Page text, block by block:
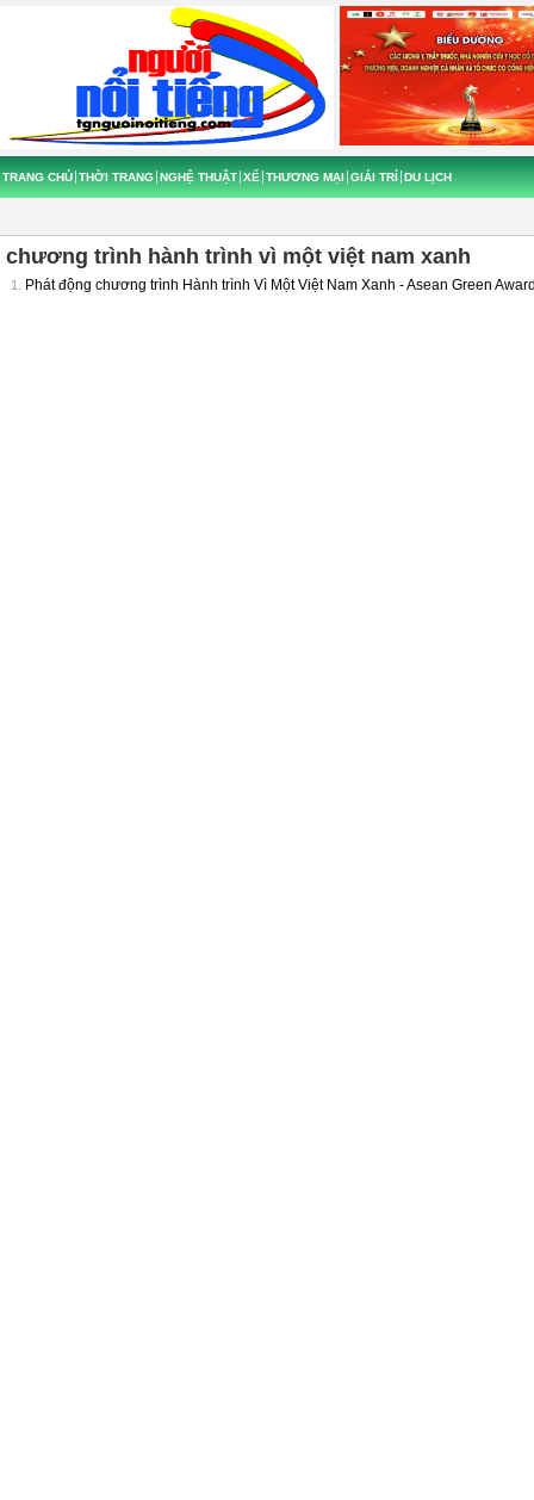
TRANG CHỦ THỜI TRANG NGHỆ THUẬT XẾ THƯƠNG MẠI GIẢI TRÍ DU LỊCH
chương trình hành trình vì một việt nam xanh
1. Phát động chương trình Hành trình Vì Một Việt Nam Xanh - Asean Green